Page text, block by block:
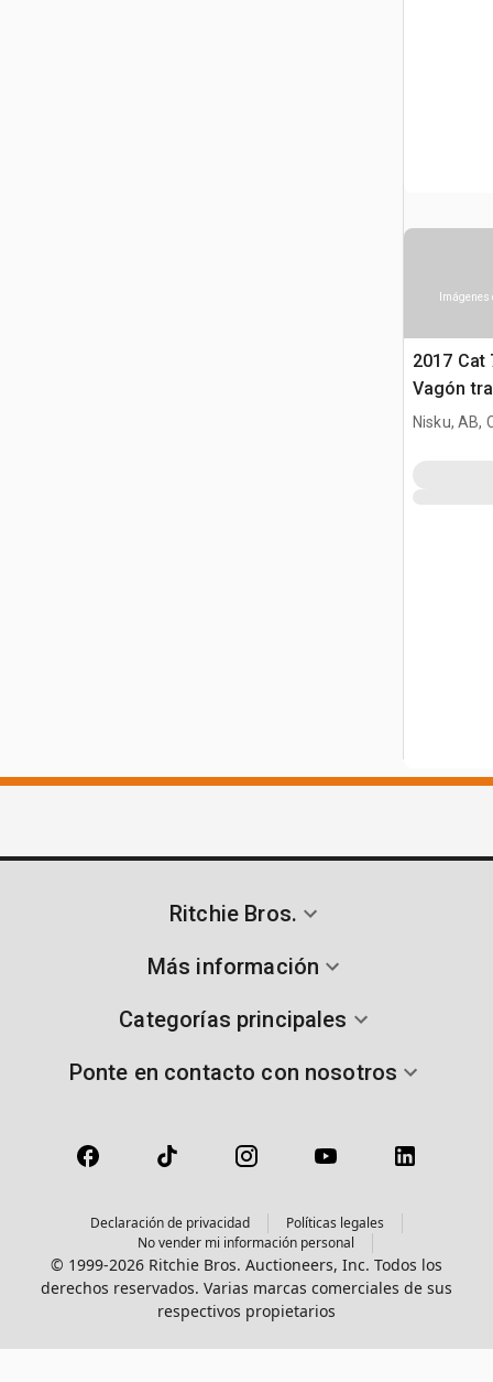
2017 Cat
Vagón
agua
Nisku, AB,
Ritchie Bros.
Más información
Categorías principales
Ponte en contacto con nosotros
Declaración de privacidad
Políticas legales
No vender mi información personal
© 1999-2026 Ritchie Bros. Auctioneers, Inc. Todos los
derechos reservados. Varias marcas comerciales de sus
respectivos propietarios